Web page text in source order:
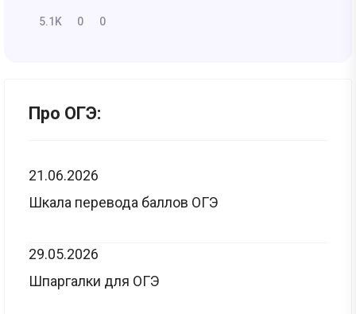
5.1K 0 0
Про ОГЭ:
21.06.2026
Шкала перевода баллов ОГЭ
29.05.2026
Шпаргалки для ОГЭ